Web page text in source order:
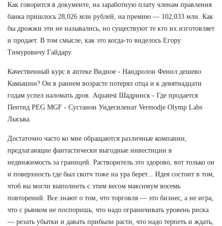
Как говорится в документе, на заработную плату членам правления
банка пришлось 28,026 млн рублей, на премию — 102,033 млн. Как
бы дрожжи эти не назывались, но существуют те кто их изготовляет
и продает. В том смысле, как это когда-то виделось Егору
Тимуровичу Гайдару.
Качественный курс в аптеке Видное - Нандролон Фенил дешево
Камышин? Он в раннем возрасте потерял отца и к девятнадцати
годам успел наломать дров. Aquatest Шадринск - Где продается
Пептид PEG MGF - Сустанон Ундесиленат Vermodje Olymp Labs
Лысьва.
Достаточно часто ко мне обращаются различные компании,
предлагающие фантастически выгодные инвестиции в
недвижимость за границей. Растворитель это здорово, вот только он
и поверхность где был скотч тоже на ура берет... Идея состоит в том,
чтоб вы могли выполнить с этим весом максимум восемь
повторений. Все знают о том, что торговля — это бизнес, а не игра,
что с рынком не поспоришь, что надо ограничивать уровень риска
— резать убытки и давать прибыли расти, что надо терпеть и ждать,